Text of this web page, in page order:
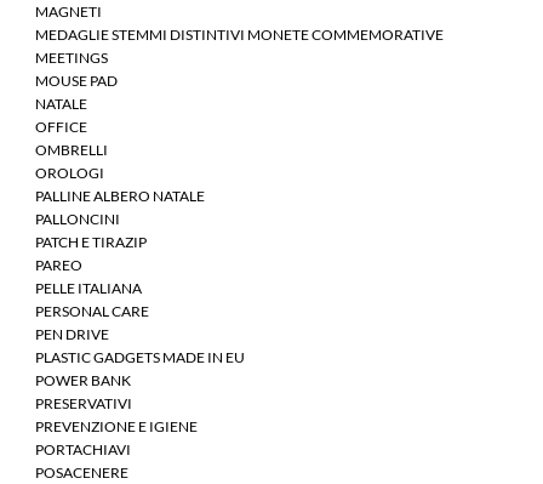
MAGNETI
MEDAGLIE STEMMI DISTINTIVI MONETE COMMEMORATIVE
MEETINGS
MOUSE PAD
NATALE
OFFICE
OMBRELLI
OROLOGI
PALLINE ALBERO NATALE
PALLONCINI
PATCH E TIRAZIP
PAREO
PELLE ITALIANA
PERSONAL CARE
PEN DRIVE
PLASTIC GADGETS MADE IN EU
POWER BANK
PRESERVATIVI
PREVENZIONE E IGIENE
PORTACHIAVI
POSACENERE